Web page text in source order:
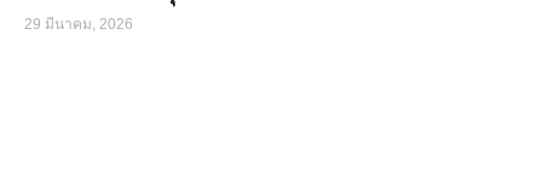
29 มีนาคม, 2026